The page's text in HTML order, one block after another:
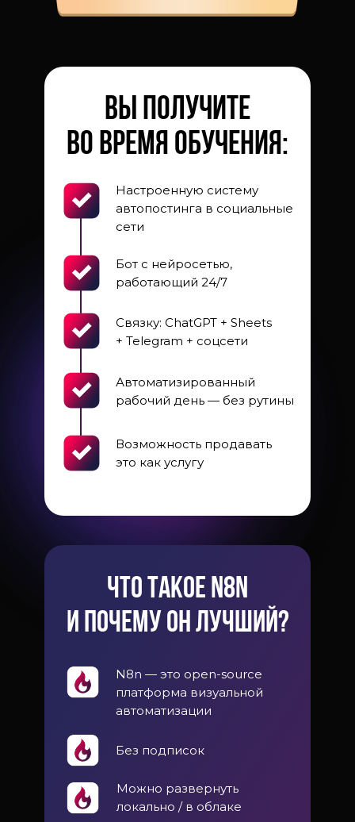
ВЫ ПОЛУЧИТЕ
во ВРЕМЯ ОБУЧЕНИЯ:
Настроенную систему
автопостинга в социальные
сети
N8n — это open-source
платформа визуальной
автоматизации
Что такое n8n
и почему он лучший?
Без подписок
Бот с нейросетью,
работающий 24/7
Можно развернуть
локально / в облаке
Связку: ChatGPT + Sheets
+ Telegram + соцсети
Автоматизированный
рабочий день — без рутины
Возможность продавать
это как услугу